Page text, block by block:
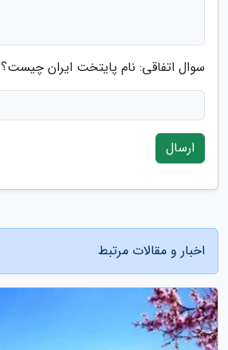
سوال اتفاقی: نام پایتخت ایران چیست؟
ارسال
اخبار و مقالات مرتبط